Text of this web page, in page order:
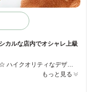
カルな店内でオシャレ上級
お値段以上のクオリティーでリピーター続出☆ ハイクオリティなデザインと持ちの良さが好評です。 スタッフのゴッドハンドによって、あなたの理想の手元が実現可能です♪
もっと見る